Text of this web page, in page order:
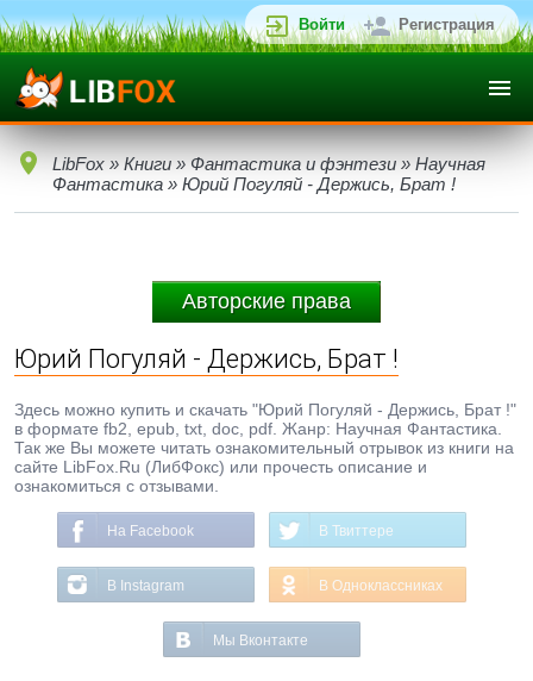
Войти Регистрация
LibFox » Книги » Фантастика и фэнтези » Научная
Фантастика » Юрий Погуляй - Держись, Брат !
Авторские права
Юрий Погуляй - Держись, Брат !
Здесь можно купить и скачать "Юрий Погуляй - Держись, Брат !"
в формате fb2, epub, txt, doc, pdf. Жанр: Научная Фантастика.
Так же Вы можете читать ознакомительный отрывок из книги на
сайте LibFox.Ru (ЛибФокс) или прочесть описание и
ознакомиться с отзывами.
На Facebook В Твиттере
В Instagram В Одноклассниках
Мы Вконтакте